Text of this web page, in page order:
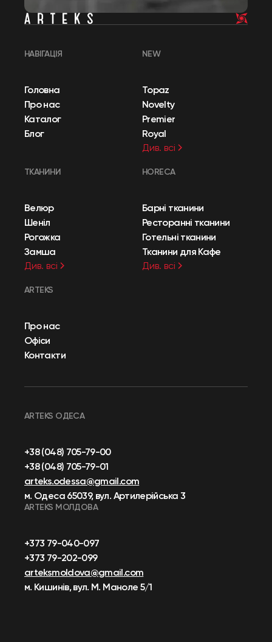
НАВІГАЦІЯ
Головна
Про нас
Каталог
Блог
NEW
Topaz
Novelty
Premier
Royal
Див. всі
ТКАНИНИ
Велюр
Шеніл
Рогожка
Замша
Див. всі
HORECA
Барні тканини
Ресторанні тканини
Готельні тканини
Тканини для Кафе
Див. всі
ARTEKS
Про нас
Офіси
Контакти
ARTEKS ОДЕСА
+38 (048) 705-79-00
+38 (048) 705-79-01
arteks.odessa@gmail.com
м. Одеса 65039, вул. Артилерійська 3
ARTEKS МОЛДОВА
+373 79-040-097
+373 79-202-099
arteksmoldova@gmail.com
м. Кишинів, вул. М. Маноле 5/1